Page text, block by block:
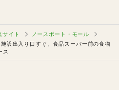
イト
ノースポート・モール
設出入り口すぐ、食品スーパー前の食物
ス